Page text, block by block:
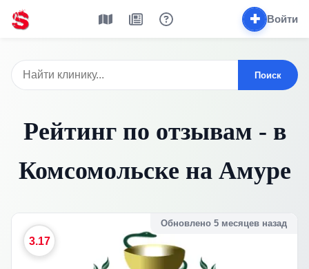
✚ Войти
Поиск
Рейтинг по отзывам - в
Комсомольске на Амуре
3.17
Обновлено 5 месяцев назад